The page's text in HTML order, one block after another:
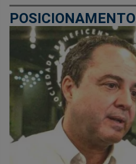
POSICIONAMENTO